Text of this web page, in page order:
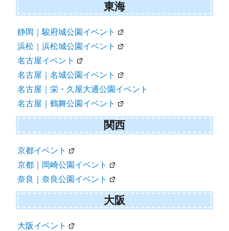
東海
静岡｜駿府城公園イベント
浜松｜浜松城公園イベント
名古屋イベント
名古屋｜名城公園イベント
名古屋｜栄・久屋大通公園イベント
名古屋｜鶴舞公園イベント
関西
京都イベント
京都｜岡崎公園イベント
奈良｜奈良公園イベント
大阪
大阪イベント